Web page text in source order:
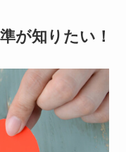
が知りたい！